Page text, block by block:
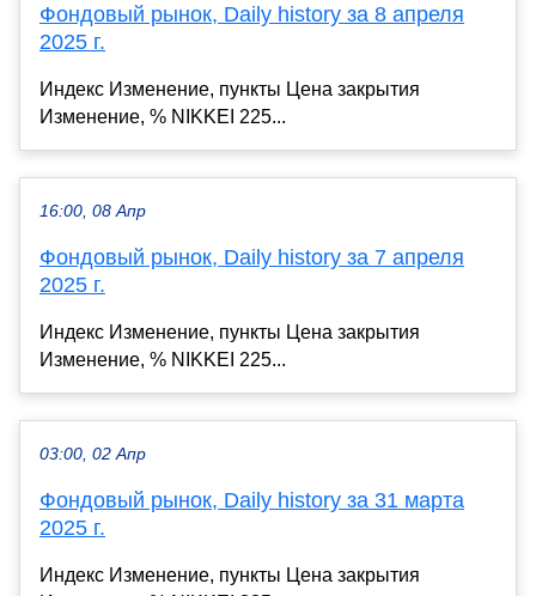
Фондовый рынок, Daily history за 8 апреля
2025 г.
Индекс Изменение, пункты Цена закрытия
Изменение, % NIKKEI 225...
16:00, 08 Апр
Фондовый рынок, Daily history за 7 апреля
2025 г.
Индекс Изменение, пункты Цена закрытия
Изменение, % NIKKEI 225...
03:00, 02 Апр
Фондовый рынок, Daily history за 31 марта
2025 г.
Индекс Изменение, пункты Цена закрытия